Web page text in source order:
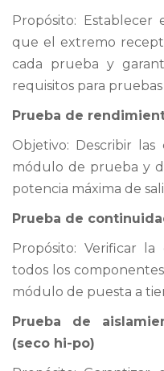
Propósito: Establecer
que el extremo
cada prueba y
requisitos para pruebas
Prueba de
Objetivo: Describir las
módulo de prueba y
potencia máxima de
Prueba de
Propósito: Verificar
todos los
módulo de puesta a
Prueba de
(seco hi-po)